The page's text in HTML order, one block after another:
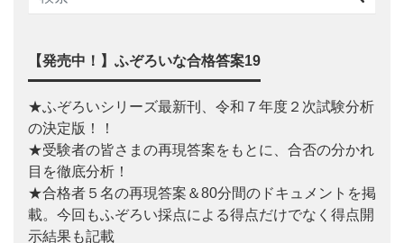
【発売中！】ふぞろいな合格答案19
★ふぞろいシリーズ最新刊、令和７年度２次試験分析
の決定版！！
★受験者の皆さまの再現答案をもとに、合否の分かれ
目を徹底分析！
★合格者５名の再現答案＆80分間のドキュメントを掲
載。今回もふぞろい採点による得点だけでなく得点開
示結果も記載